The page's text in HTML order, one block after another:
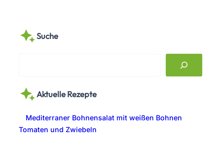
Suche
r
Aktuelle Rezepte
Mediterraner Bohnensalat mit weißen Bohnen
Tomaten und Zwiebeln